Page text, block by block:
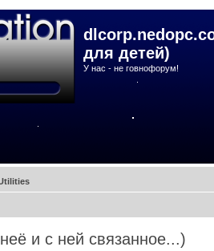
для детей)
У нас - не говнофорум!
и с ней связанное...)